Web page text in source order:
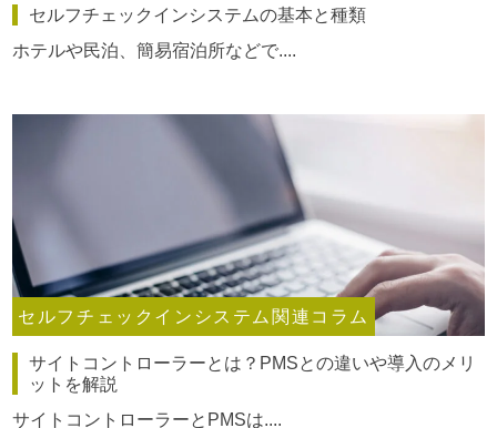
セルフチェックインシステムの基本と種類
ホテルや民泊、簡易宿泊所などで....
セルフチェックインシステム関連コラム
サイトコントローラーとは？PMSとの違いや導入のメリ
ットを解説
サイトコントローラーとPMSは....